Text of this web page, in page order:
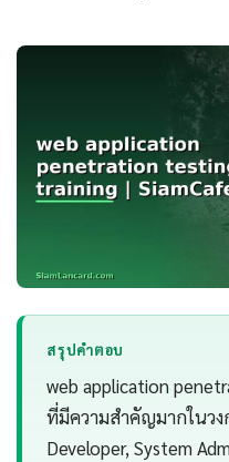
สรุปคำตอบ
web application
ที่มีความสำคัญมากในว
Developer, System